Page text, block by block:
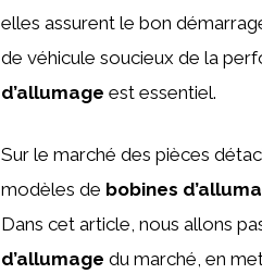
elles assurent le bon
de véhicule soucieux de la
d’allumage est essentiel.
Sur le marché des pièces
modèles de bobines
Dans cet article, nous allons
d’allumage du marché, en